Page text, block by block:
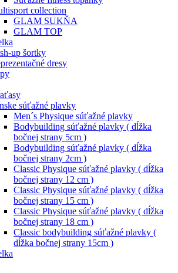
collection
GLAM SUKŇA
GLAM TOP
up šortky
dresy
súťažné plavky
Men´s Physique súťažné plavky
Bodybuilding súťažné plavky ( dĺžka
bočnej strany 5cm )
Bodybuilding súťažné plavky ( dĺžka
bočnej strany 2cm )
Classic Physique súťažné plavky ( dĺžka
bočnej strany 12 cm )
Classic Physique súťažné plavky ( dĺžka
bočnej strany 15 cm )
Classic Physique súťažné plavky ( dĺžka
bočnej strany 18 cm )
Classic bodybuilding súťažné plavky (
dĺžka bočnej strany 15cm )